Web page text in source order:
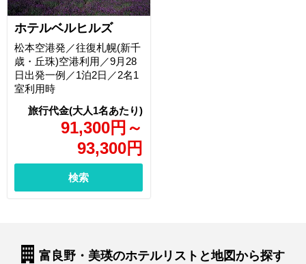
ホテルベルヒルズ
91,300円 ～
93,300円
松本空港発／往復札幌(新千
歳・丘珠)空港利用／9月28
日出発一例／1泊2日／2名1
室利用時
検索
富良野・美瑛のホテルリストと地図から探す